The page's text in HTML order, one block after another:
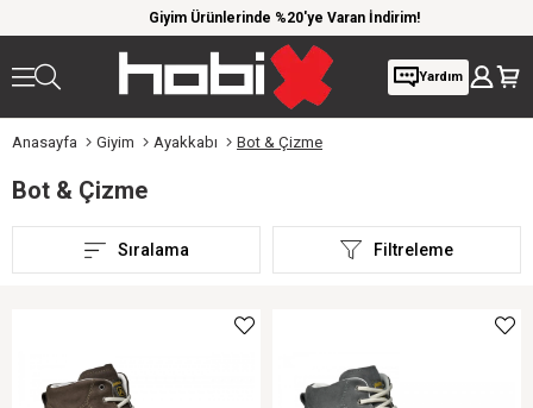
Giyim Ürünlerinde %20'ye Varan İndirim!
Yardım
Anasayfa Giyim Ayakkabı Bot & Çizme
Bot & Çizme
Filtreleme
Sıralama